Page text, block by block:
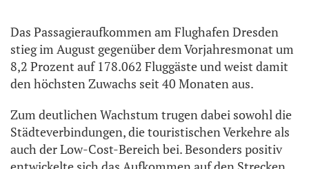
Das Passagieraufkommen am Flughafen Dresden
stieg im August gegenüber dem Vorjahresmonat um
8,2 Prozent auf 178.062 Fluggäste und weist damit
den höchsten Zuwachs seit 40 Monaten aus.
Zum deutlichen Wachstum trugen dabei sowohl die
Städteverbindungen, die touristischen Verkehre als
auch der Low-Cost-Bereich bei. Besonders positiv